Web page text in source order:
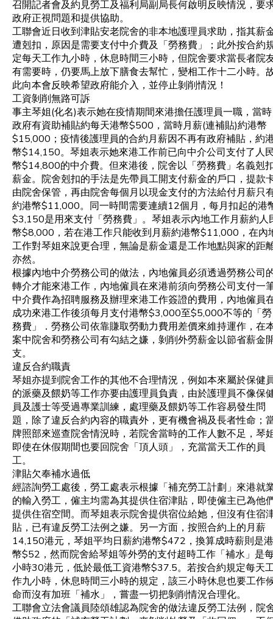
召開記者會及約見勞工及福利局副局長何啟明反映情況，要
政府正視問題和提供協助。
工聯會近日收到津貼安老院舍的非本地護理員求助，指其薪
遭剋扣，原因是需要支付中介費及「勞務費」；此外按合約
定每天工作九小時，休息時間三小時，但院舍要求當長者院
有需要時，仍要馬上放下膳食去幫忙，變相工作十二小時。
此向本會反映希望政府能介入，並停止剝削情況！
工資剝削無路可訴
事主琴姐(化名)表示她在疫情期間來港擔任護理員一職，當時
政府有資助補貼約每天港幣$500，當時月薪(連補貼)約港幣
$15,000；疫情後護理員的合約月薪因不再有政府補貼，約
幣$14,150。琴姐表示她來港工作前已向中介公司支付了人
幣$14,800的中介費。但來港後，院舍以「勞務費」名義剋
薪金。院舍剋扣的手法是先帶員工開支付薪金的戶口，提款
由院舍保管，再由院舍每個月以現金支付的方法給付月薪只
約港幣$11,000。同一時間需要連續12個月，每月扣起的港
$3,150是用來支付「勞務費」。琴姐表示內地工作月薪約人
幣$8,000，若在港工作只能收到月薪約港幣$11,000，在內
工作對琴姐來說更合理，無論是薪金還是工作地點與家的距
亦然。
根據內地中介勞務公司的做法，內地僱員必須透過勞務公司
轉介才能來港工作，內地僱員在來港前須向勞務公司支付一
中介費作為招聘服務及辦理來港工作簽證的費用，內地僱員
成功來港工作後須每月支付港幣$3,000至$5,000不等的「勞
務費」．勞務公司依靠賺取勞動力費用差價來維持運作，在
案中院舍和勞務公司有勾結之嫌，剝削外勞薪金以節省薪金
支。
違反合約職責
琴姐亦提到院舍工作的其他不合理情況，例如本來屬於保健
的派藥及餵奶等工作亦要由護理員負責，由於護理員不像保
員及護士等受過專業訓練，處理藥及餵奶等工作容易發生問
題，除了違反合約內容的職責外，更有機會禍及長者性命；
牌照部來巡查院舍情況時，若院舍當時的工作人數不足，琴
即使在休假期間也要回院舍「頂人頭」，充當當天工作的員
工。
津貼欠奉補水過低
經諮詢勞工處後，勞工處表示根據「補充勞工計劃」來港就
的輸入勞工，僱主均需為其提供住宿津貼，即使僱主已為他
提供住宿空間。而琴姐表示院舍提供宿位給她，但沒有住宿
貼，已有違反勞工法例之嫌。另一方面，按照合約上的月薪
14,150港元，琴姐平均日薪約港幣$472，換算成時薪則是港
幣$52，然而院舍給琴姐等外勞的支付超時工作「補水」是
小時30港元，低於最低工資港幣$37.5。若按合約規定每天
作九小時，休息時間三小時的規定，該三小時休息也要工作
命而沒有加班「補水」，嘗盡一切把剝削情況合理化。
工聯會立法會議員陸頌雄認為院舍的做法違反勞工法例，院